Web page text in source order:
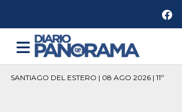
SANTIAGO DEL ESTERO | 08 AGO 2026 | 11º